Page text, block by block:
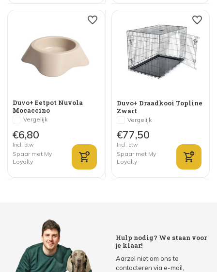
Duvo+ Eetpot Nuvola
Mocaccino
Vergelijk
€6,80
Incl. btw
Spaar met My
Loyalty
Duvo+ Draadkooi Topline
Zwart
Vergelijk
€77,50
Incl. btw
Spaar met My
Loyalty
Hulp nodig? We staan voor
je klaar!
Aarzel niet om ons te
contacteren via e-mail,